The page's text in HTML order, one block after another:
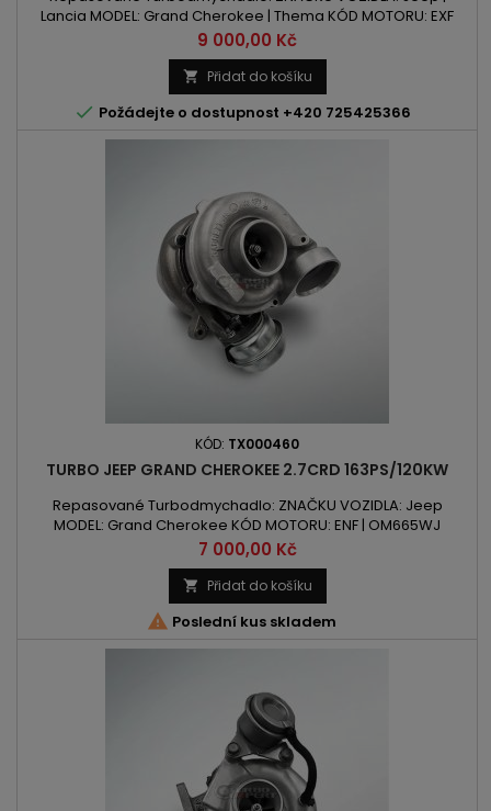
Lancia MODEL: Grand Cherokee | Thema KÓD MOTORU: EXF
OBSAH: 2987ccm 3.0 CRD | 3.0dVÝKON: 190PS / 140kW | 239PS /
176kW | 241PS / 177kW ROK VÝROBY: 2010 -
Cena
9 000,00 Kč
 Přidat do košíku
 Požádejte o dostupnost +420 725425366
KÓD: TX000460
TURBO JEEP GRAND CHEROKEE 2.7CRD 163PS/120KW
Repasované Turbodmychadlo: ZNAČKU VOZIDLA: Jeep
MODEL: Grand Cherokee KÓD MOTORU: ENF | OM665WJ
OBSAH: 2685ccm | 2.7 CRD VÝKON: 163PS / 120kW ROK VÝROBY:
2000 -
Cena
7 000,00 Kč
 Přidat do košíku
 Poslední kus skladem